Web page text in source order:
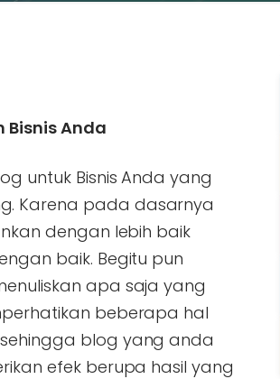
Bisnis Anda
untuk Bisnis Anda yang
Karena pada dasarnya
dengan lebih baik
baik. Begitu pun
apa saja yang
beberapa hal
blog yang anda
efek berupa hasil yang